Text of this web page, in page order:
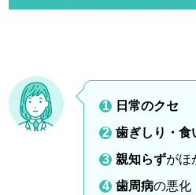
日常のクセ
歯ぎしり・食
親知らずがほ
歯周病の悪化